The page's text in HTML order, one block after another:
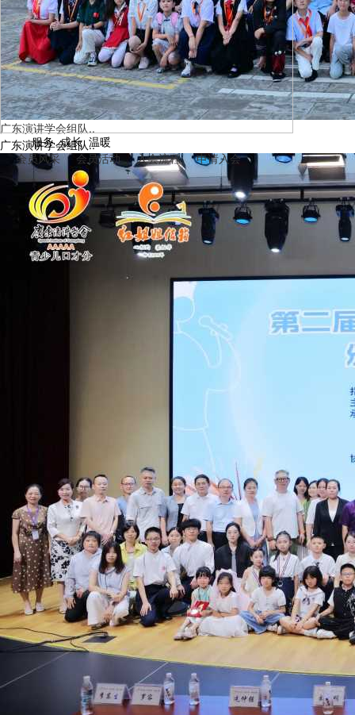
服务 成长 温暖
会员风采
会员活动 入会流程 申请入会
2026夏令营之五|剑桥青少年领航计划英国研学夏令营火热报名
2026夏令营之四|世界模拟联合国新加坡研学夏令营火热报名中!
2026夏令营之三 | 云南·老山红色研学活动暨第44期全国高级演讲
师班火热报名中！
2026夏令营之二|北京·第八届“中国少年说” 语言风采展示暨研学
活动火热报名中！
广东演讲学会组队..
广东演讲学会组队..